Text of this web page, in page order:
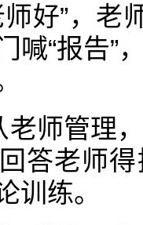
好”，老
喊“报告”
老师管理
答老师
训练。